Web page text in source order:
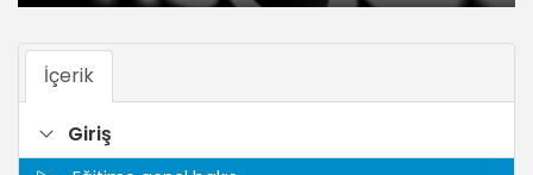
İçerik
Giriş